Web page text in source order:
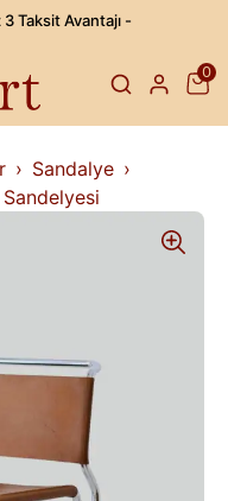
Taksit Avantajı -
0
Sandalye